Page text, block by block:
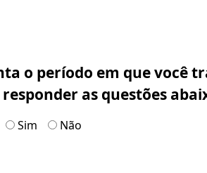
o período em que você
as questões
Sim Não